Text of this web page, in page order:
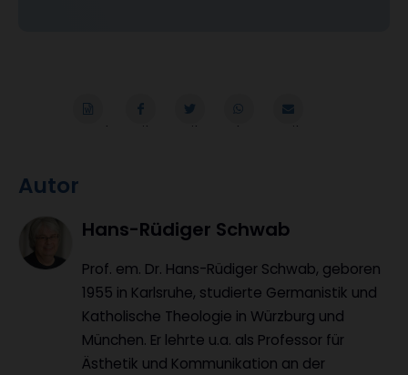
Word Teilen Teilen WhatsappMailen
Autor
Hans-Rüdiger Schwab
Prof. em. Dr. Hans-Rüdiger Schwab, geboren
1955 in Karlsruhe, studierte Germanistik und
Katholische Theologie in Würzburg und
München. Er lehrte u.a. als Professor für
Ästhetik und Kommunikation an der